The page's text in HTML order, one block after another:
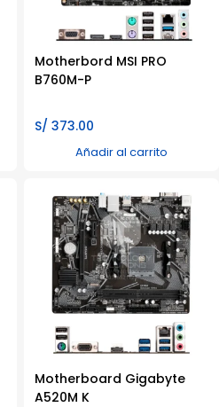
Motherbord MSI PRO
B760M-P
S/ 373.00
Añadir al carrito
Motherboard Gigabyte
A520M K